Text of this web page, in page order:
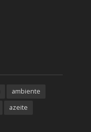
ambiente
azeite